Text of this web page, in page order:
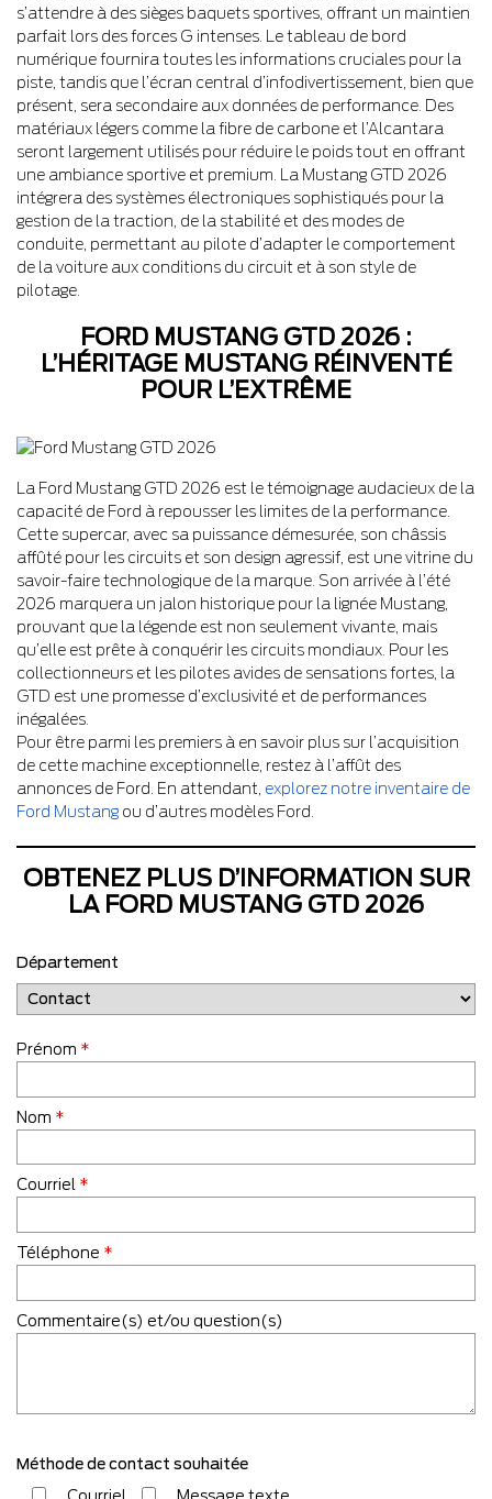
s’attendre à des sièges baquets sportives, offrant un maintien
parfait lors des forces G intenses. Le tableau de bord
numérique fournira toutes les informations cruciales pour la
piste, tandis que l’écran central d’infodivertissement, bien que
présent, sera secondaire aux données de performance. Des
matériaux légers comme la fibre de carbone et l’Alcantara
seront largement utilisés pour réduire le poids tout en offrant
une ambiance sportive et premium. La Mustang GTD 2026
intégrera des systèmes électroniques sophistiqués pour la
gestion de la traction, de la stabilité et des modes de
conduite, permettant au pilote d’adapter le comportement
de la voiture aux conditions du circuit et à son style de
pilotage.
FORD MUSTANG GTD 2026 :
L’HÉRITAGE MUSTANG RÉINVENTÉ
POUR L’EXTRÊME
La Ford Mustang GTD 2026 est le témoignage audacieux de la
capacité de Ford à repousser les limites de la performance.
Cette supercar, avec sa puissance démesurée, son châssis
affûté pour les circuits et son design agressif, est une vitrine du
savoir-faire technologique de la marque. Son arrivée à l’été
2026 marquera un jalon historique pour la lignée Mustang,
prouvant que la légende est non seulement vivante, mais
qu’elle est prête à conquérir les circuits mondiaux. Pour les
collectionneurs et les pilotes avides de sensations fortes, la
GTD est une promesse d’exclusivité et de performances
inégalées.
Pour être parmi les premiers à en savoir plus sur l’acquisition
de cette machine exceptionnelle, restez à l’affût des
annonces de Ford. En attendant, explorez notre inventaire de
Ford Mustang ou d’autres modèles Ford.
OBTENEZ PLUS D’INFORMATION SUR
LA FORD MUSTANG GTD 2026
Département
Prénom *
Nom *
Courriel *
Téléphone *
Commentaire(s) et/ou question(s)
Méthode de contact souhaitée